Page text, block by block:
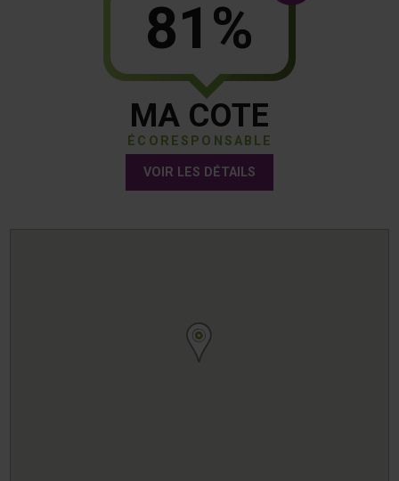
81%
MA COTE
ÉCORESPONSABLE
VOIR LES DÉTAILS